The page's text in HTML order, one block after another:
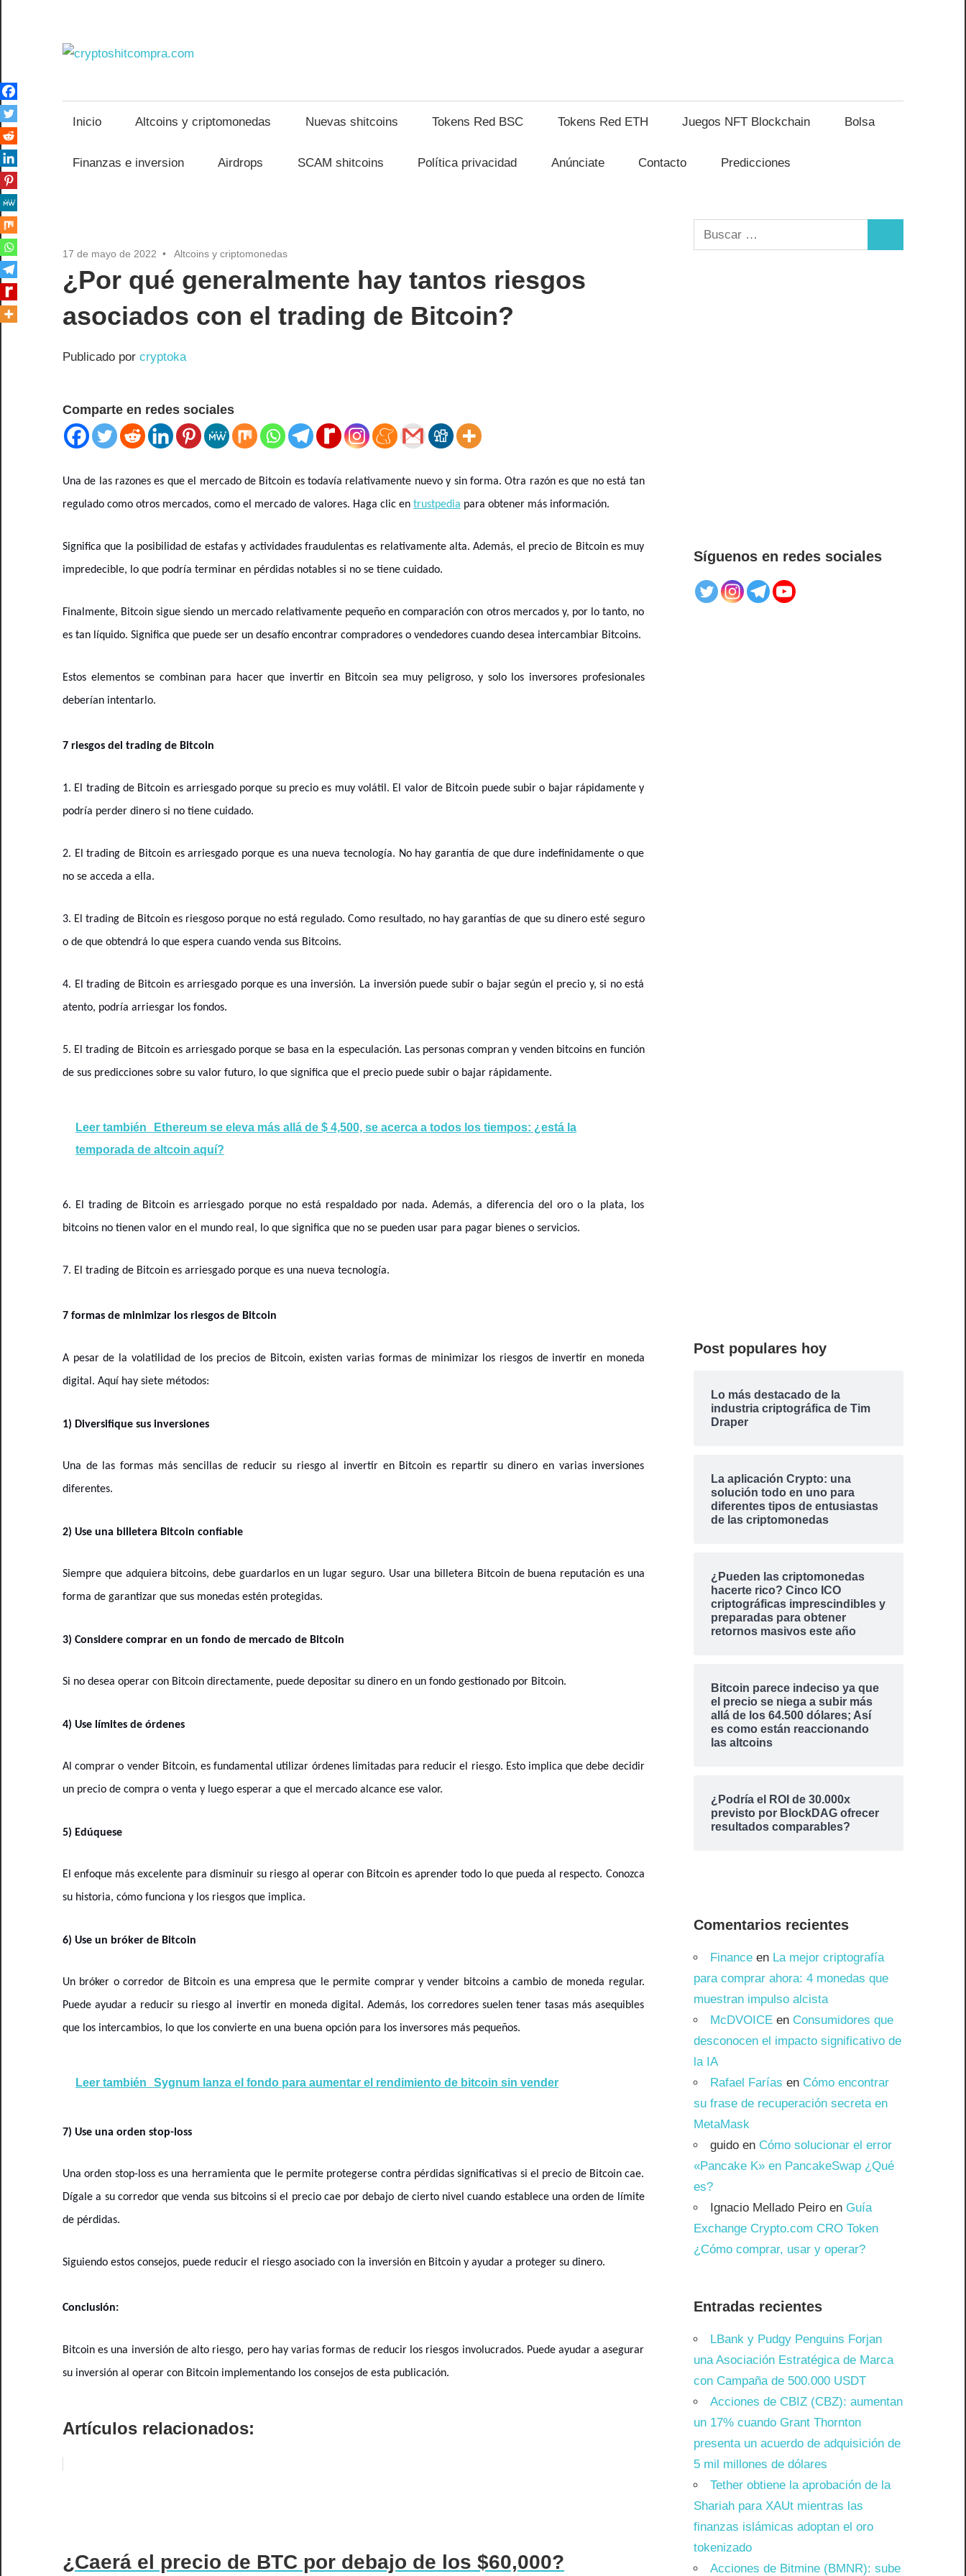
contenido
Inicio Altcoins y criptomonedas Nuevas shitcoins Tokens Red BSC Tokens Red ETH Juegos NFT Blockchain Bolsa
Finanzas e inversion Airdrops SCAM shitcoins Política privacidad Anúnciate Contacto Predicciones
17 de mayo de 2022 Altcoins y criptomonedas
¿Por qué generalmente hay tantos riesgos
asociados con el trading de Bitcoin?
Publicado por cryptoka
Comparte en redes sociales
Una de las razones es que el mercado de Bitcoin es todavía relativamente nuevo y sin forma. Otra razón es que no está tan
regulado como otros mercados, como el mercado de valores. Haga clic en trustpedia para obtener más información.
Significa que la posibilidad de estafas y actividades fraudulentas es relativamente alta. Además, el precio de Bitcoin es muy
impredecible, lo que podría terminar en pérdidas notables si no se tiene cuidado.
Finalmente, Bitcoin sigue siendo un mercado relativamente pequeño en comparación con otros mercados y, por lo tanto, no
es tan líquido. Significa que puede ser un desafío encontrar compradores o vendedores cuando desea intercambiar Bitcoins.
Estos elementos se combinan para hacer que invertir en Bitcoin sea muy peligroso, y solo los inversores profesionales
deberían intentarlo.
7 riesgos del trading de Bitcoin
1. El trading de Bitcoin es arriesgado porque su precio es muy volátil. El valor de Bitcoin puede subir o bajar rápidamente y
podría perder dinero si no tiene cuidado.
2. El trading de Bitcoin es arriesgado porque es una nueva tecnología. No hay garantía de que dure indefinidamente o que
no se acceda a ella.
3. El trading de Bitcoin es riesgoso porque no está regulado. Como resultado, no hay garantías de que su dinero esté seguro
o de que obtendrá lo que espera cuando venda sus Bitcoins.
4. El trading de Bitcoin es arriesgado porque es una inversión. La inversión puede subir o bajar según el precio y, si no está
atento, podría arriesgar los fondos.
5. El trading de Bitcoin es arriesgado porque se basa en la especulación. Las personas compran y venden bitcoins en función
de sus predicciones sobre su valor futuro, lo que significa que el precio puede subir o bajar rápidamente.
Leer también
Ethereum se eleva más allá de $ 4,500, se acerca a todos los tiempos: ¿está la
temporada de altcoin aquí?
6. El trading de Bitcoin es arriesgado porque no está respaldado por nada. Además, a diferencia del oro o la plata, los
bitcoins no tienen valor en el mundo real, lo que significa que no se pueden usar para pagar bienes o servicios.
7. El trading de Bitcoin es arriesgado porque es una nueva tecnología.
7 formas de minimizar los riesgos de Bitcoin
A pesar de la volatilidad de los precios de Bitcoin, existen varias formas de minimizar los riesgos de invertir en moneda
digital. Aquí hay siete métodos:
1) Diversifique sus inversiones
Una de las formas más sencillas de reducir su riesgo al invertir en Bitcoin es repartir su dinero en varias inversiones
diferentes.
2) Use una billetera Bitcoin confiable
Siempre que adquiera bitcoins, debe guardarlos en un lugar seguro. Usar una billetera Bitcoin de buena reputación es una
forma de garantizar que sus monedas estén protegidas.
3) Considere comprar en un fondo de mercado de Bitcoin
Si no desea operar con Bitcoin directamente, puede depositar su dinero en un fondo gestionado por Bitcoin.
4) Use límites de órdenes
Al comprar o vender Bitcoin, es fundamental utilizar órdenes limitadas para reducir el riesgo. Esto implica que debe decidir
un precio de compra o venta y luego esperar a que el mercado alcance ese valor.
5) Edúquese
El enfoque más excelente para disminuir su riesgo al operar con Bitcoin es aprender todo lo que pueda al respecto. Conozca
su historia, cómo funciona y los riesgos que implica.
6) Use un bróker de Bitcoin
Un bróker o corredor de Bitcoin es una empresa que le permite comprar y vender bitcoins a cambio de moneda regular.
Puede ayudar a reducir su riesgo al invertir en moneda digital. Además, los corredores suelen tener tasas más asequibles
que los intercambios, lo que los convierte en una buena opción para los inversores más pequeños.
Leer también Sygnum lanza el fondo para aumentar el rendimiento de bitcoin sin vender
7) Use una orden stop-loss
Una orden stop-loss es una herramienta que le permite protegerse contra pérdidas significativas si el precio de Bitcoin cae.
Dígale a su corredor que venda sus bitcoins si el precio cae por debajo de cierto nivel cuando establece una orden de límite
de pérdidas.
Siguiendo estos consejos, puede reducir el riesgo asociado con la inversión en Bitcoin y ayudar a proteger su dinero.
Conclusión:
Bitcoin es una inversión de alto riesgo, pero hay varias formas de reducir los riesgos involucrados. Puede ayudar a asegurar
su inversión al operar con Bitcoin implementando los consejos de esta publicación.
Artículos relacionados:
¿Caerá el precio de BTC por debajo de los $60,000?
Buscar:
Síguenos en redes sociales
Post populares hoy
Lo más destacado de la
industria criptográfica de Tim
Draper
La aplicación Crypto: una
solución todo en uno para
diferentes tipos de entusiastas
de las criptomonedas
¿Pueden las criptomonedas
hacerte rico? Cinco ICO
criptográficas imprescindibles y
preparadas para obtener
retornos masivos este año
Bitcoin parece indeciso ya que
el precio se niega a subir más
allá de los 64.500 dólares; Así
es como están reaccionando
las altcoins
¿Podría el ROI de 30.000x
previsto por BlockDAG ofrecer
resultados comparables?
Comentarios recientes
Financeen La mejor criptografía
para comprar ahora: 4 monedas que
muestran impulso alcista
McDVOICEen Consumidores que
desconocen el impacto significativo de
la IA
Rafael Farías en Cómo encontrar
su frase de recuperación secreta en
MetaMask
guidoen Cómo solucionar el error
«Pancake K» en PancakeSwap ¿Qué
es?
Ignacio Mellado Peiroen Guía
Exchange Crypto.com CRO Token
¿Cómo comprar, usar y operar?
Entradas recientes
LBank y Pudgy Penguins Forjan
una Asociación Estratégica de Marca
con Campaña de 500.000 USDT
Acciones de CBIZ (CBZ): aumentan
un 17% cuando Grant Thornton
presenta un acuerdo de adquisición de
5 mil millones de dólares
Tether obtiene la aprobación de la
Shariah para XAUt mientras las
finanzas islámicas adoptan el oro
tokenizado
Acciones de Bitmine (BMNR): sube